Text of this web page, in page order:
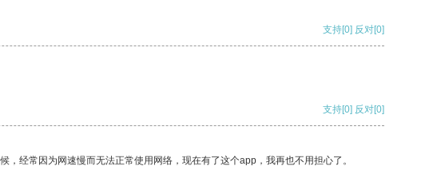
支持[0] 反对[0]
支持[0] 反对[0]
经常因为网速慢而无法正常使用网络，现在有了这个app，我再也不用担心了。